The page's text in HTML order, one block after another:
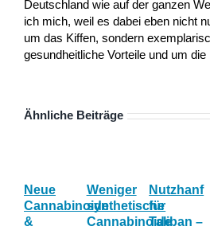
Deutschland wie auf der ganzen
ich mich, weil es dabei eben nicht
um das Kiffen, sondern
gesundheitliche Vorteile und um
Ähnliche Beiträge
Neue
Cannabinoide
&
Weniger
synthetische
Cannabinoide
Nutzhanf
für
Taliban –